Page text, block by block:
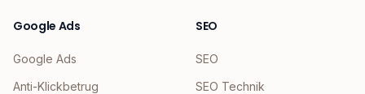
Google Ads
Google Ads
Anti-Klickbetrug
SEO
SEO
SEO Technik